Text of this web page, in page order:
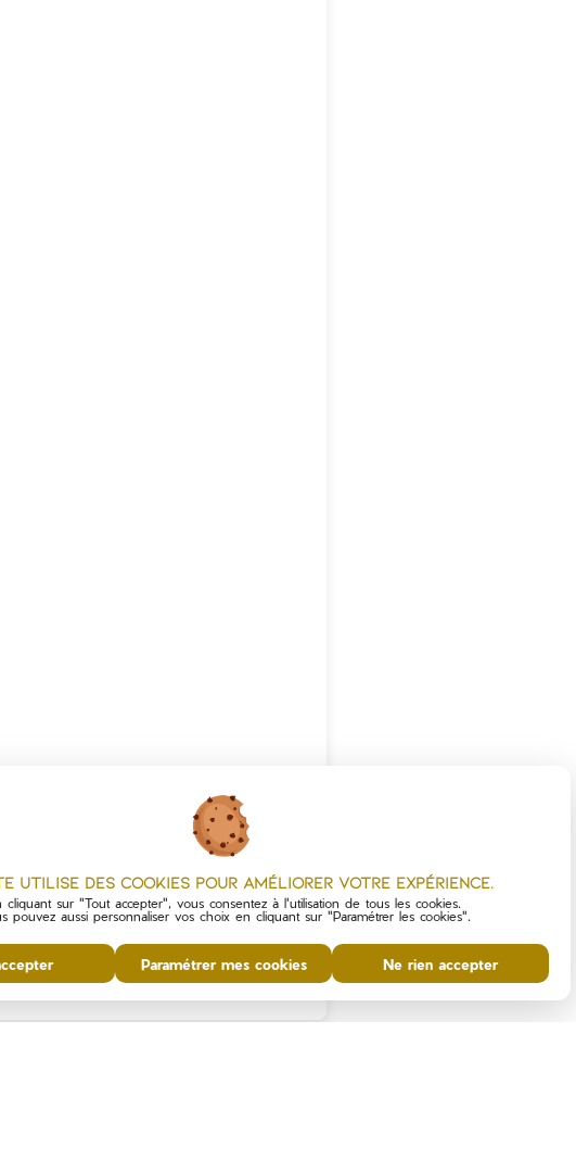
plain-pied offre un cadre de vie calme, naturel
à bois et d’une cuisine ouverte. La partie nuit
d’une grande terrasse et d’un jardin arboré
électrique au sol complété par le poêle à
fonctionnelle et un jardin agréable : une belle
sur les risques auxquels ce bien est exposé
utilise des cookies pour améliorer votre expérience.
cliquant sur "Tout accepter", vous consentez à l'utilisation de tous les cookies.
pouvez aussi personnaliser vos choix en cliquant sur "Paramétrer les cookies".
Paramétrer mes cookies Ne rien accepter